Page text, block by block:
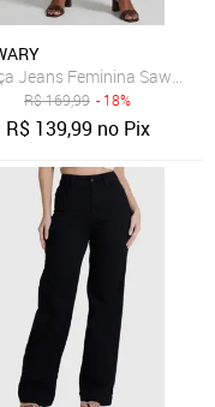
Lateral Azul
Jeans Feminina Sawary
R$169,99 - 18%
R$ 139,99 no Pix